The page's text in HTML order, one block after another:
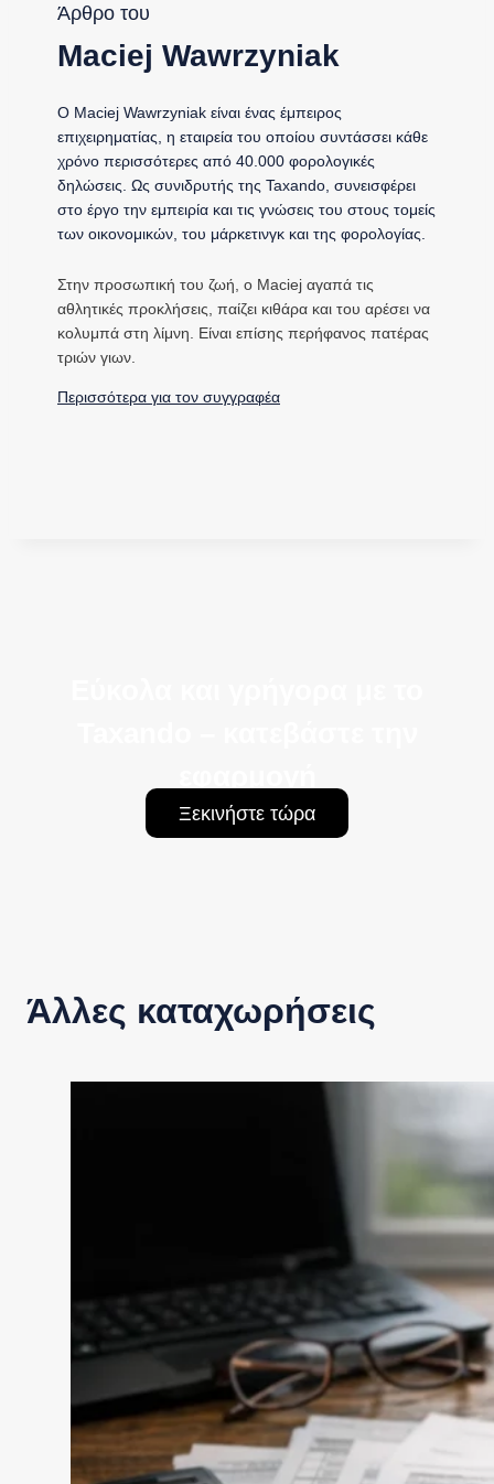
Άρθρο του
Maciej Wawrzyniak
Ο Maciej Wawrzyniak είναι ένας έμπειρος
επιχειρηματίας, η εταιρεία του οποίου συντάσσει κάθε
χρόνο περισσότερες από 40.000 φορολογικές
δηλώσεις. Ως συνιδρυτής της Taxando, συνεισφέρει
στο έργο την εμπειρία και τις γνώσεις του στους τομείς
των οικονομικών, του μάρκετινγκ και της φορολογίας.
Στην προσωπική του ζωή, ο Maciej αγαπά τις
αθλητικές προκλήσεις, παίζει κιθάρα και του αρέσει να
κολυμπά στη λίμνη. Είναι επίσης περήφανος πατέρας
τριών γιων.
Περισσότερα για τον συγγραφέα
Ξεκινήστε τώρα
Άλλες καταχωρήσεις